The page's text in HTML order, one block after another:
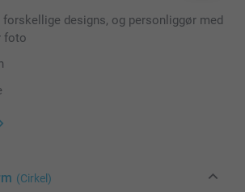
designs, og personliggør med
foto
(Cirkel)